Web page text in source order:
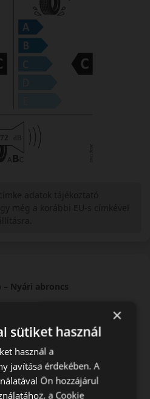
– Nyári abroncs
egy nyári abroncs, amelyet
fejlesztettek.
×
sütiket használ
használ a
javítása érdekében. A
Ön hozzájárul
a Cookie